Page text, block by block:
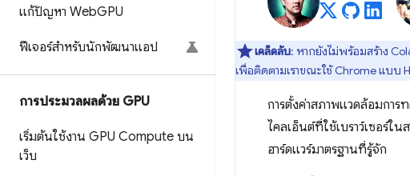
แก้ปัญหา WebGPU
ฟีเจอร์สำหรับนักพัฒนาแอป
การประมวลผลด้วย GPU
เริ่มต้นใช้งาน GPU Compute บน
เว็บ
เคล็ดลับ: หากยังไม่พร้อมสร้าง
เพื่อติดตามเราขณะใช้ Chrome แบบ
การตั้งค่าสภาพแวดล้อมกา
ไคลเอ็นต์ที่ใช้เบราว์เซอร์ใ
ฮาร์ดแวร์มาตรฐานที่รู้จัก